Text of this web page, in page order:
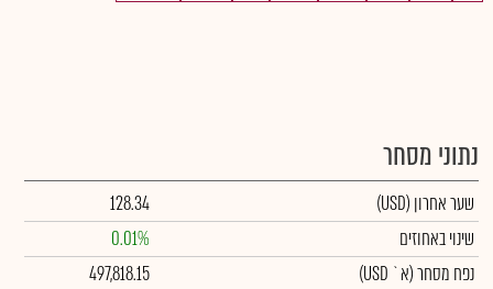
נתוני מסחר
שער אחרון (USD)
128.34
שינוי באחוזים
0.01%
נפח מסחר(א` USD)
497,818.15